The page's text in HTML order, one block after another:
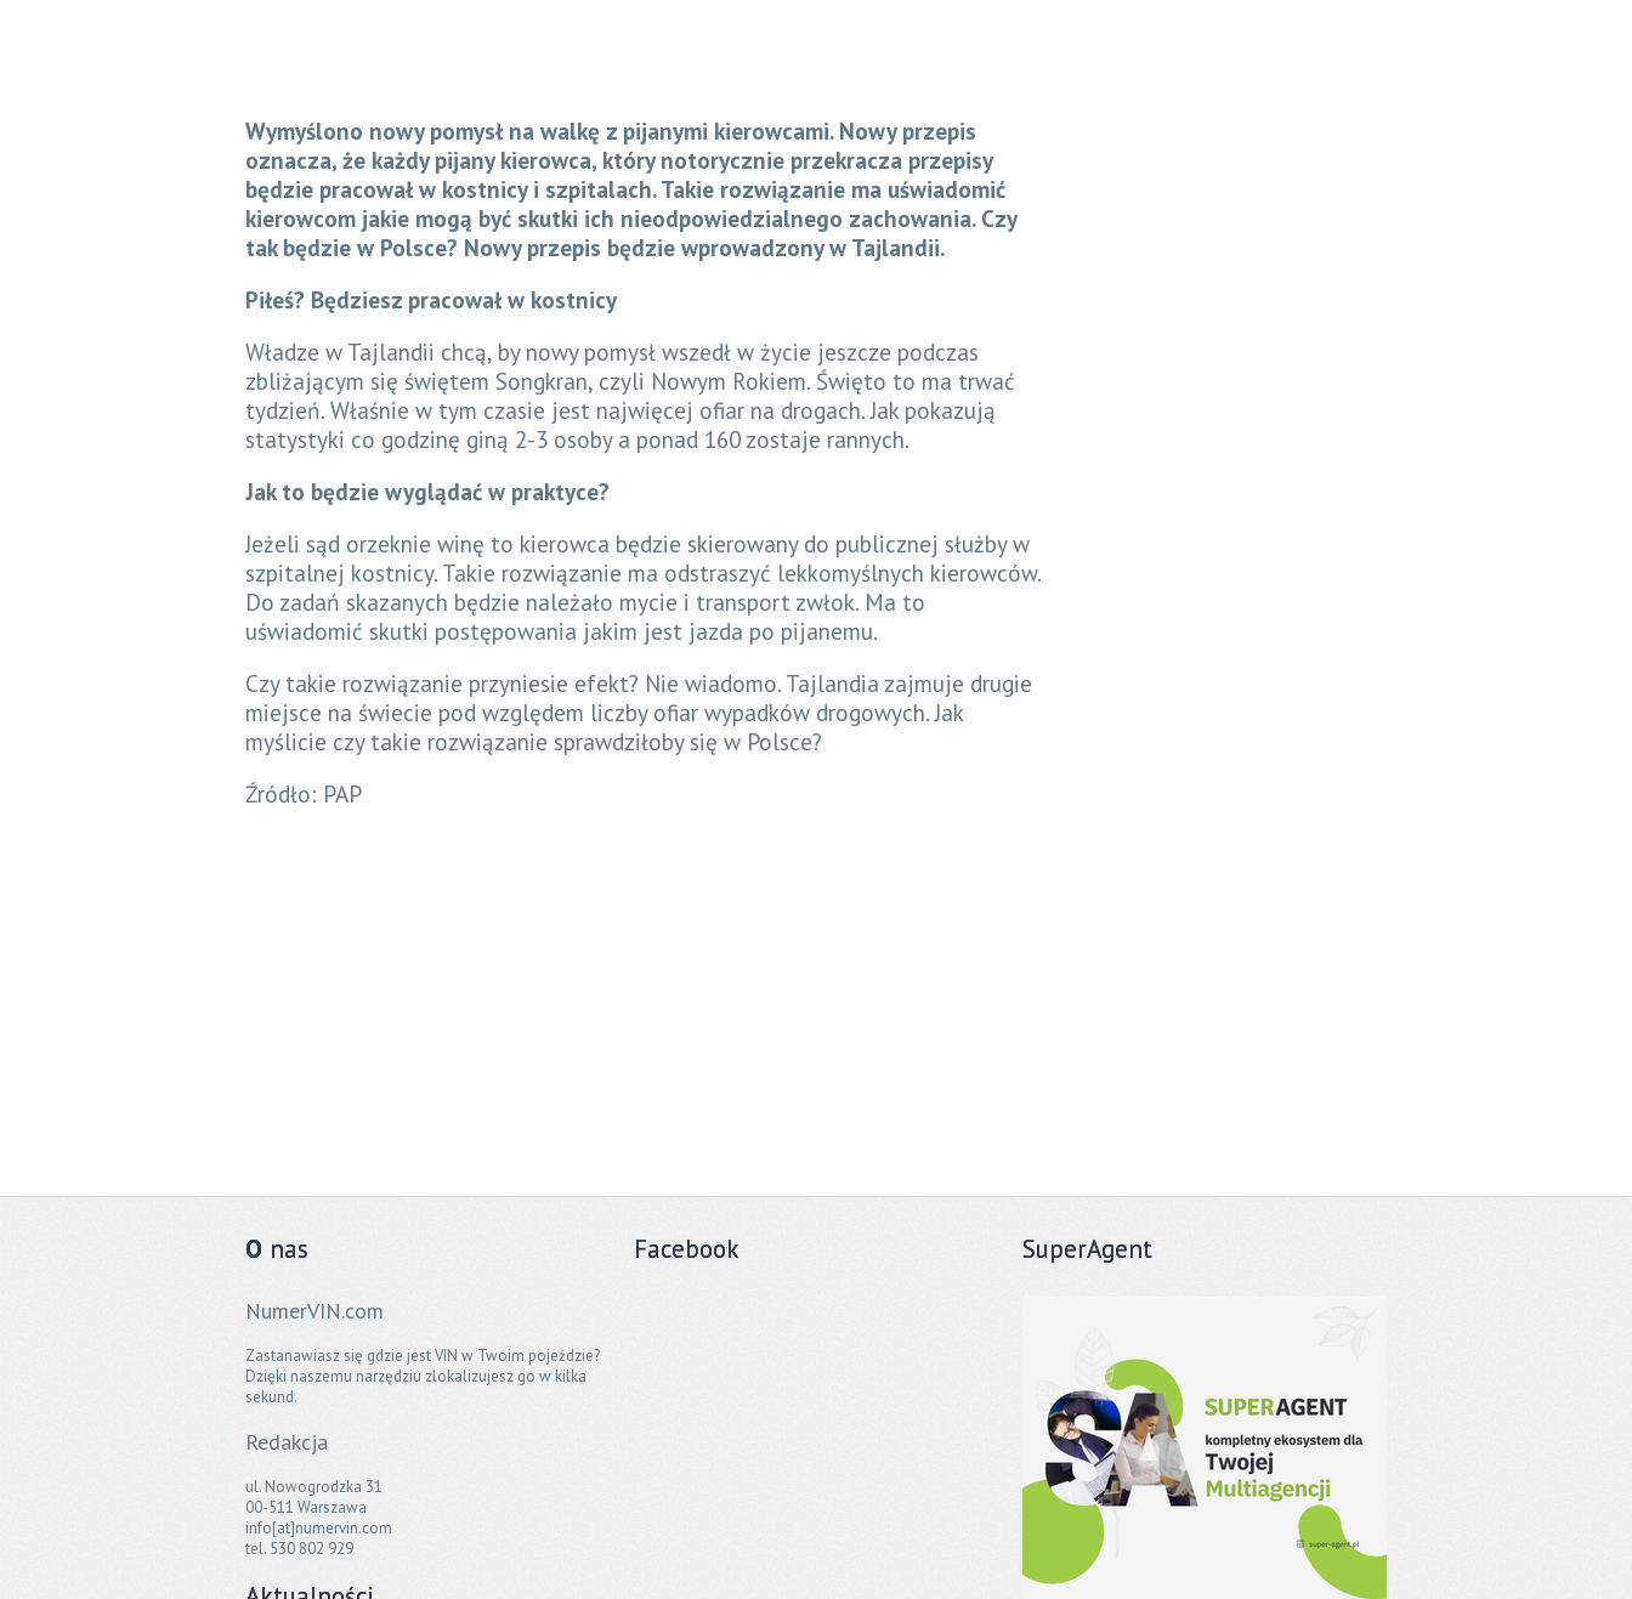
Wymyślono nowy pomysł na walkę z pijanymi kierowcami. Nowy przepis
oznacza, że każdy pijany kierowca, który notorycznie przekracza przepisy
będzie pracował w kostnicy i szpitalach. Takie rozwiązanie ma uświadomić
kierowcom jakie mogą być skutki ich nieodpowiedzialnego zachowania. Czy
tak będzie w Polsce? Nowy przepis będzie wprowadzony w Tajlandii.
Piłeś? Będziesz pracował w kostnicy
Władze w Tajlandii chcą, by nowy pomysł wszedł w życie jeszcze podczas
zbliżającym się świętem Songkran, czyli Nowym Rokiem. Święto to ma trwać
tydzień. Właśnie w tym czasie jest najwięcej ofiar na drogach. Jak pokazują
statystyki co godzinę giną 2-3 osoby a ponad 160 zostaje rannych.
Jak to będzie wyglądać w praktyce?
Jeżeli sąd orzeknie winę to kierowca będzie skierowany do publicznej służby w
szpitalnej kostnicy. Takie rozwiązanie ma odstraszyć lekkomyślnych kierowców.
Do zadań skazanych będzie należało mycie i transport zwłok. Ma to
uświadomić skutki postępowania jakim jest jazda po pijanemu.
Czy takie rozwiązanie przyniesie efekt? Nie wiadomo. Tajlandia zajmuje drugie
miejsce na świecie pod względem liczby ofiar wypadków drogowych. Jak
myślicie czy takie rozwiązanie sprawdziłoby się w Polsce?
Źródło: PAP
O nas
NumerVIN.com
Zastanawiasz się gdzie jest VIN w Twoim pojeździe?
Dzięki naszemu narzędziu zlokalizujesz go w kilka
sekund.
Redakcja
ul. Nowogrodzka 31
00-511 Warszawa
info[at]numervin.com
tel. 530 802 929
Facebook SuperAgent